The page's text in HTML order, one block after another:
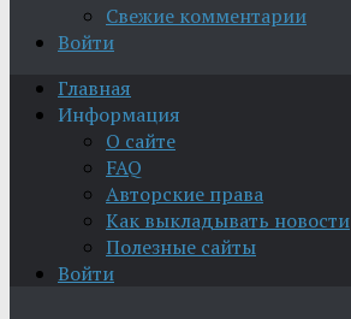
Свежие комментарии
Войти
Главная
Информация
О сайте
FAQ
Авторские права
Как выкладывать новости
Полезные сайты
Войти